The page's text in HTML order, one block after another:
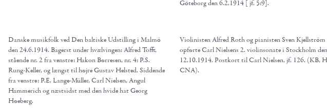
Göteborg den 6.2.1914 [ jf. 5:9].
Danske musikfolk ved Den baltiske Udstilling i Malmö
den 24.6.1914. Bagerst under hvælvingen: Alfred Tofft,
stående nr. 2 fra venstre: Hakon Børresen, nr. 4: P.S.
Rung-Keller, og længst til højre Gustav Helsted. Siddende
fra venstre: P.E. Lange-Müller, Carl Nielsen, Angul
Hammerich og næstsidst med den hvide hat Georg
Høeberg.
Violinisten Alfred Roth og pianisten Sven Kjellström
opførte Carl Nielsens 2. violinsonate i Stockholm den
12.10.1914. Postkort til Carl Nielsen, jf. 126. (KB,
CNA).